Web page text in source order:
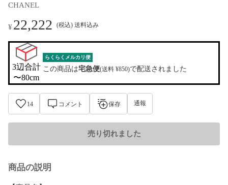
CHANEL
¥22,222 (税込) 送料込み
3辺合計
〜80cm
らくらくメルカリ便
この商品は宅急便(送料 ¥850)で配送されました
14 コメント 保存 通報
売り切れました
商品の説明